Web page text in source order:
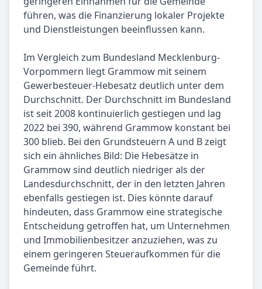
führen, was die Finanzierung lokaler Projekte
und Dienstleistungen beeinflussen kann.
Im Vergleich zum Bundesland Mecklenburg-
Vorpommern liegt Grammow mit seinem
Gewerbesteuer-Hebesatz deutlich unter dem
Durchschnitt. Der Durchschnitt im Bundesland
ist seit 2008 kontinuierlich gestiegen und lag
2022 bei 390, während Grammow konstant bei
300 blieb. Bei den Grundsteuern A und B zeigt
sich ein ähnliches Bild: Die Hebesätze in
Grammow sind deutlich niedriger als der
Landesdurchschnitt, der in den letzten Jahren
ebenfalls gestiegen ist. Dies könnte darauf
hindeuten, dass Grammow eine strategische
Entscheidung getroffen hat, um Unternehmen
und Immobilienbesitzer anzuziehen, was zu
einem geringeren Steueraufkommen für die
Gemeinde führt.